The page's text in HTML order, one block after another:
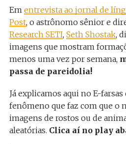
Em entrevista ao jornal de
Post, o astrônomo sênior e
Research SETI, Seth Shostak,
imagens que mostram
menos uma vez por semana,
passa de pareidolia!
Já explicamos aqui no E-farsas
fenômeno que faz com que o
imagens de rostos ou de
aleatórias. Clica aí no play